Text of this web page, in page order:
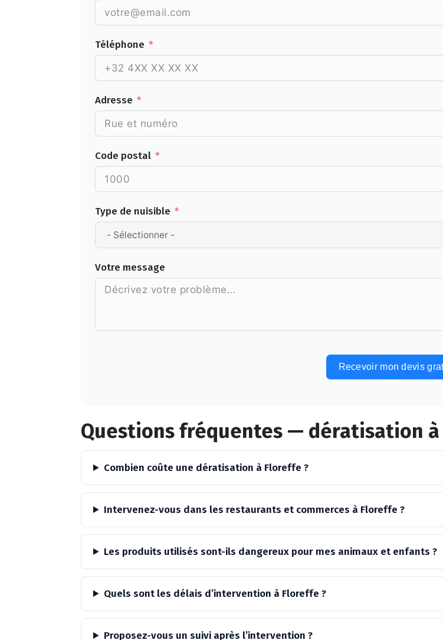
Téléphone
Adresse
Code postal
Type de nuisible
Votre message
Recevoir mon devis
Questions fréquentes — dératisation
Combien coûte une dératisation à Floreffe ?
Intervenez-vous dans les restaurants et commerces à Floreffe ?
Les produits utilisés sont-ils dangereux pour mes animaux et enfants ?
Quels sont les délais d’intervention à Floreffe ?
Proposez-vous un suivi après l’intervention ?